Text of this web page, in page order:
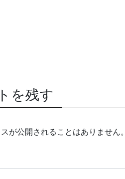
を残す
が公開されることはありません。